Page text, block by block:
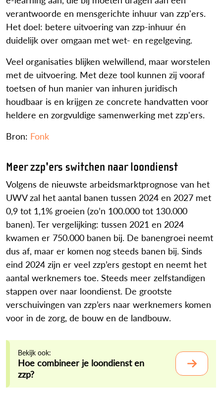
verantwoorde en mensgerichte inhuur van zzp'ers.
Het doel: betere uitvoering van zzp-inhuur én
duidelijk over omgaan met wet- en regelgeving.
Veel organisaties blijken welwillend, maar worstelen
met de uitvoering. Met deze tool kunnen zij vooraf
toetsen of hun manier van inhuren juridisch
houdbaar is en krijgen ze concrete handvatten voor
heldere en zorgvuldige samenwerking met zzp'ers.
Bron: Fonk
Meer zzp'ers switchen naar loondienst
Volgens de nieuwste arbeidsmarktprognose van het
UWV zal het aantal banen tussen 2024 en 2027 met
0,9 tot 1,1% groeien (zo’n 100.000 tot 130.000
banen). Ter vergelijking: tussen 2021 en 2024
kwamen er 750.000 banen bij. De banengroei neemt
dus af, maar er komen nog steeds banen bij. Sinds
eind 2024 zijn er veel zzp’ers gestopt en neemt het
aantal werknemers toe. Steeds meer zelfstandigen
stappen over naar loondienst. De grootste
verschuivingen van zzp’ers naar werknemers komen
voor in de zorg, de bouw en de landbouw.
Bekijk ook:
Hoe combineer je loondienst en
zzp?